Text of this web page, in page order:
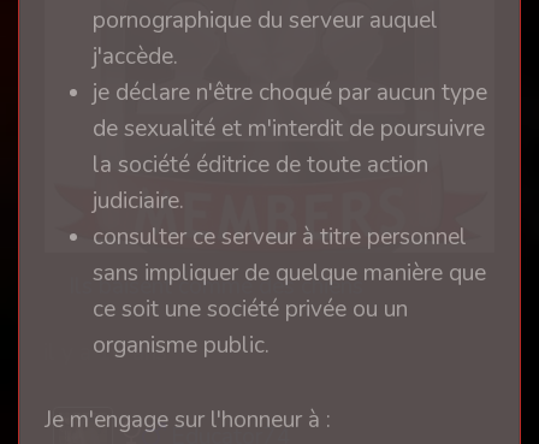
Ils baisent comme des chiens
il y a 10 ans
Educator74
pornographique du serveur auquel
j'accède.
je déclare n'être choqué par aucun type
de sexualité et m'interdit de poursuivre
la société éditrice de toute action
judiciaire.
consulter ce serveur à titre personnel
sans impliquer de quelque manière que
ce soit une société privée ou un
organisme public.
Je m'engage sur l'honneur à :